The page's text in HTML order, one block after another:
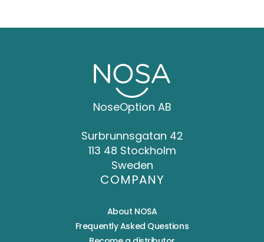
NoseOption AB
Surbrunnsgatan 42
113 48 Stockholm
Sweden
COMPANY
About NOSA
Frequently Asked Questions